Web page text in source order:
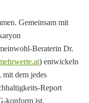
Gemeinsam mit
Beraterin Dr.
) entwickeln
dem jedes
Report
konform ist.